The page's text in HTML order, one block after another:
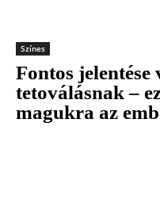
Színes
Fontos jelentése
tetoválásnak –
magukra az